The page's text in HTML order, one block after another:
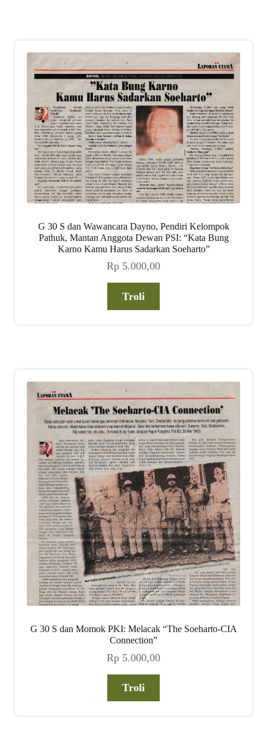
G 30 S dan Wawancara Dayno, Pendiri Kelompok
Pathuk, Mantan Anggota Dewan PSI: “Kata Bung
Karno Kamu Harus Sadarkan Soeharto”
Rp 5.000,00
Troli
G 30 S dan Momok PKI: Melacak “The Soeharto-CIA
Connection”
Rp 5.000,00
Troli